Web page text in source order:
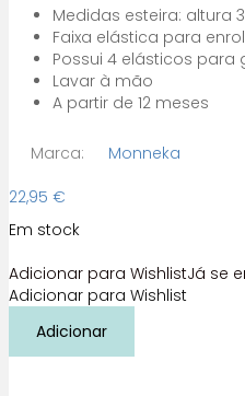
Medidas esteira: altura
Faixa elástica para
Possui 4 elásticos para
Lavar à mão
A partir de 12 meses
Marca:
Monneka
22,95 €
Em stock
Adicionar para WishlistJá se
Adicionar para Wishlist
Conjunto
Adicionar